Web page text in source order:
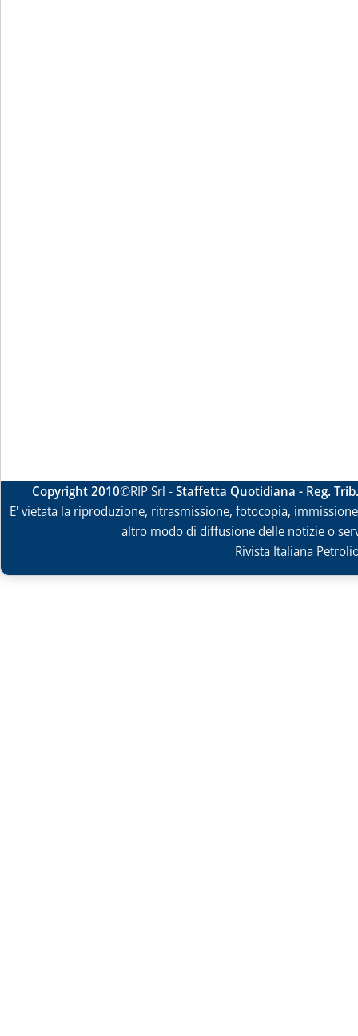
Copyright 2010©RIP Srl -Staffetta Quotidiana - Reg.
E' vietata la riproduzione, ritrasmissione, fotocopia,
altro modo di diffusione delle notizie o
Rivista Italiana